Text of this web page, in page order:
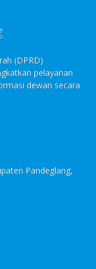
(DPRD)
pelayanan
dewan secara
Pandeglang,